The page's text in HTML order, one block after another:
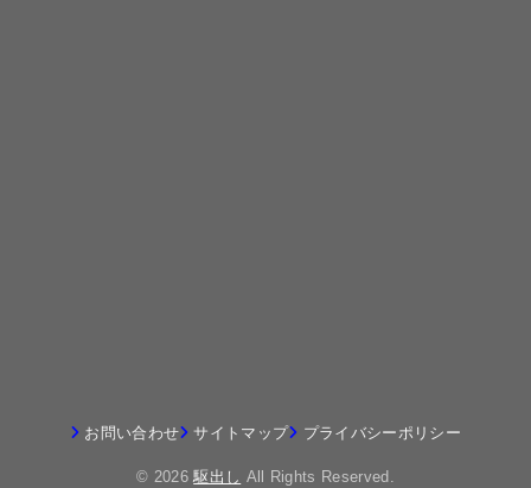
お問い合わせ サイトマップ プライバシーポリシー
© 2026駆出し All Rights Reserved.